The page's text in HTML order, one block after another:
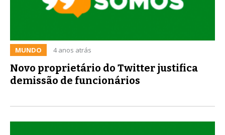
MUNDO 4 anos atrás
Novo proprietário do Twitter justifica
demissão de funcionários